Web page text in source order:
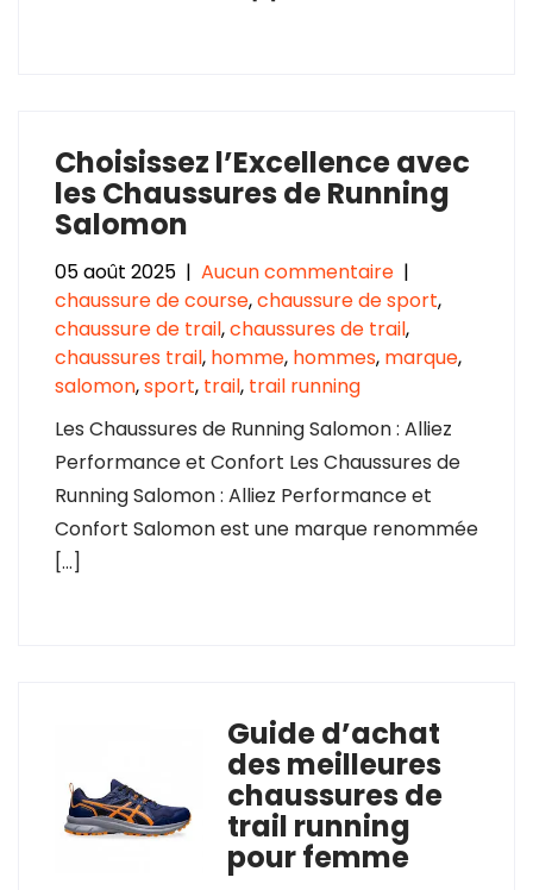
Choisissez l’Excellence avec
les Chaussures de Running
Salomon
05 août 2025 | Aucun commentaire |
chaussure de course,chaussure de sport,
chaussure de trail,chaussures de trail,
chaussures trail, homme, hommes, marque,
salomon,sport, trail, trail running
Les Chaussures de Running Salomon : Alliez
Performance et Confort Les Chaussures de
Running Salomon : Alliez Performance et
Confort Salomon est une marque renommée
[…]
Guide d’achat
des meilleures
chaussures de
trail running
pour femme